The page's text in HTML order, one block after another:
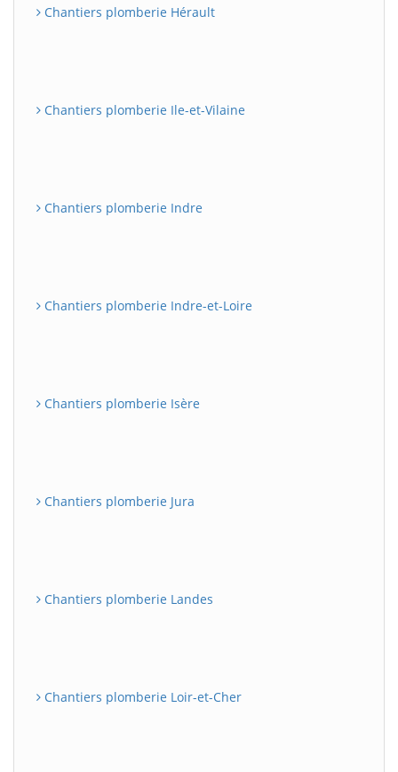
Chantiers plomberie Hérault
Chantiers plomberie Ile-et-Vilaine
Chantiers plomberie Indre
Chantiers plomberie Indre-et-Loire
Chantiers plomberie Isère
Chantiers plomberie Jura
Chantiers plomberie Landes
Chantiers plomberie Loir-et-Cher